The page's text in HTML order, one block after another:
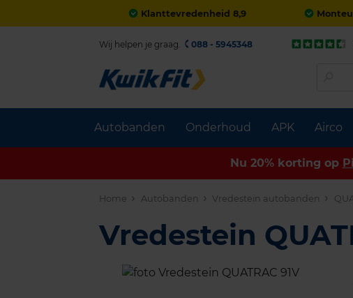
Klanttevredenheid 8,9
Autobanden Onderhoud APK Airco
Wij helpen je graag. 088 - 5945348
Nu 20% korting op
Home Autobanden Vredestein autobanden
Vredestein